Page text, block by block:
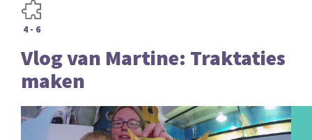
4 - 6
Vlog van Martine: Traktaties
maken